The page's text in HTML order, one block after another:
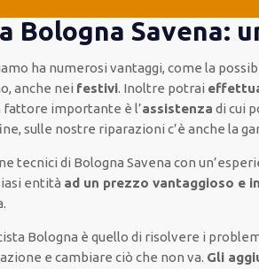
Bologna Savena:
ha numerosi vantaggi, come la
anche nei festivi. Inoltre potrai
fattore importante è l’assistenza di cui
sulle nostre riparazioni c’è anche la
tecnici di Bologna Savena con
entità ad un prezzo vantaggioso e
.
Bologna è quello di risolvere i
e cambiare ciò che non va. Gli